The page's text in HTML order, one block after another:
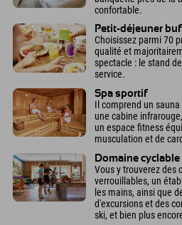
confortable.
Petit-déjeuner
Choisissez parmi 70
qualité et
spectacle : le stand
service.
Spa sportif
Il comprend un
une cabine
un espace fitness
musculation et de
Domaine
Vous y trouverez des
verrouillables, un
les mains, ainsi que
d'excursions et des
ski, et bien plus